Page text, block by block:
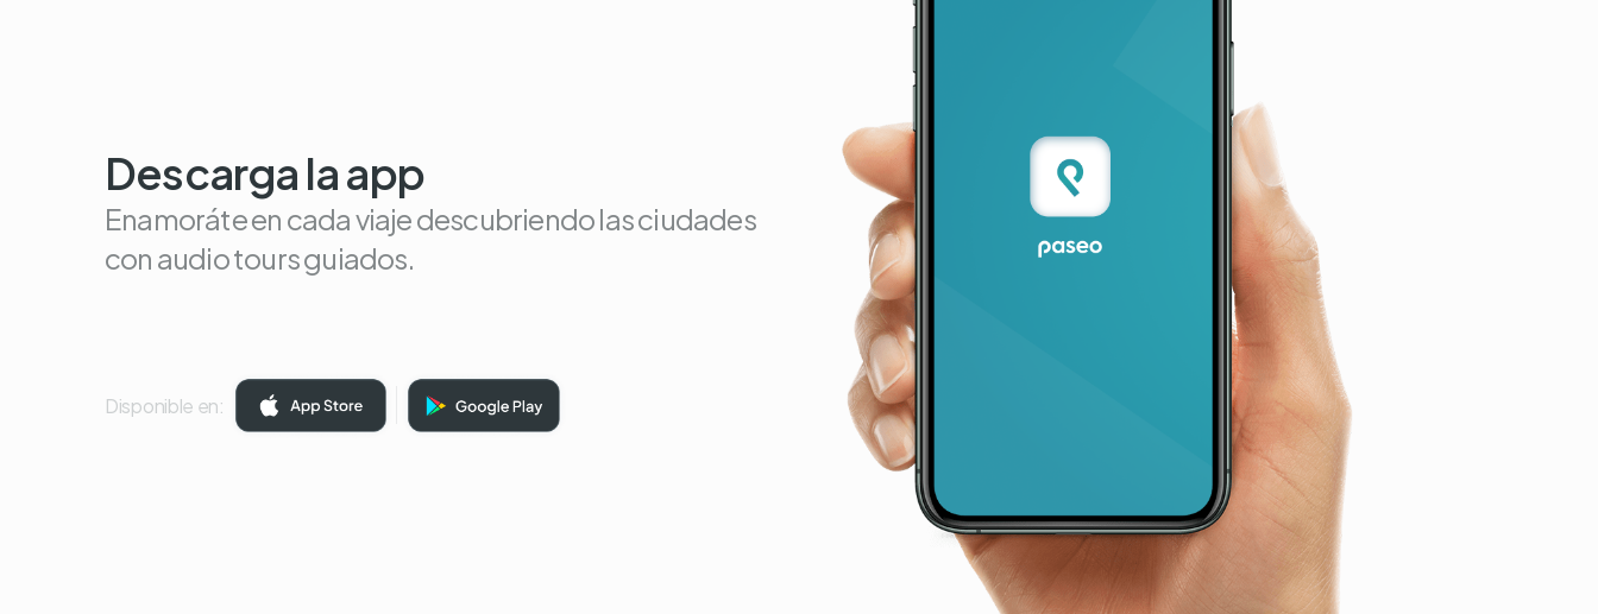
Descarga la app
Enamoráte en cada viaje descubriendo las ciudades
con audio tours guiados.
Disponible en: